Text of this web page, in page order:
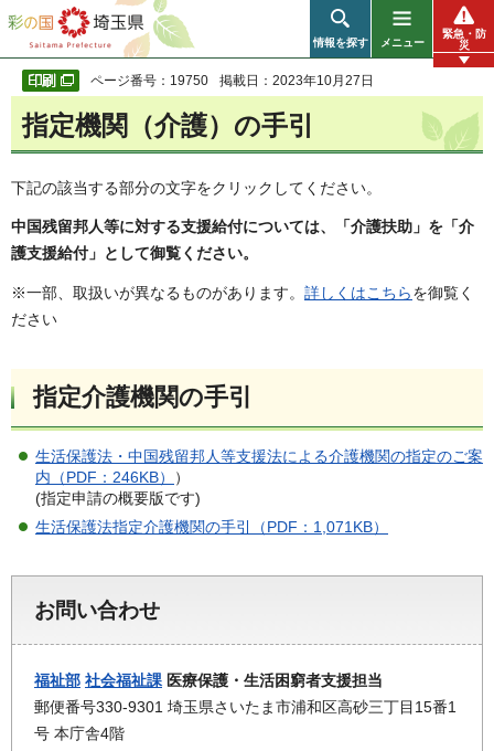
彩の国 埼玉県
情報を探す メニュー
緊急・防
災
ページ番号：19750 掲載日：2023年10月27日
指定機関（介護）の手引
下記の該当する部分の文字をクリックしてください。
中国残留邦人等に対する支援給付については、「介護扶助」を「介
護支援給付」として御覧ください。
※一部、取扱いが異なるものがあります。 詳しくはこちらを御覧く
ださい
指定介護機関の手引
生活保護法・中国残留邦人等支援法による介護機関の指定のご案
内（PDF：246KB）
）
(指定申請の概要版です)
生活保護法指定介護機関の手引（PDF：1,071KB）
お問い合わせ
福祉部 社会福祉課 医療保護・生活困窮者支援担当
郵便番号330-9301 埼玉県さいたま市浦和区高砂三丁目15番1
号 本庁舎4階